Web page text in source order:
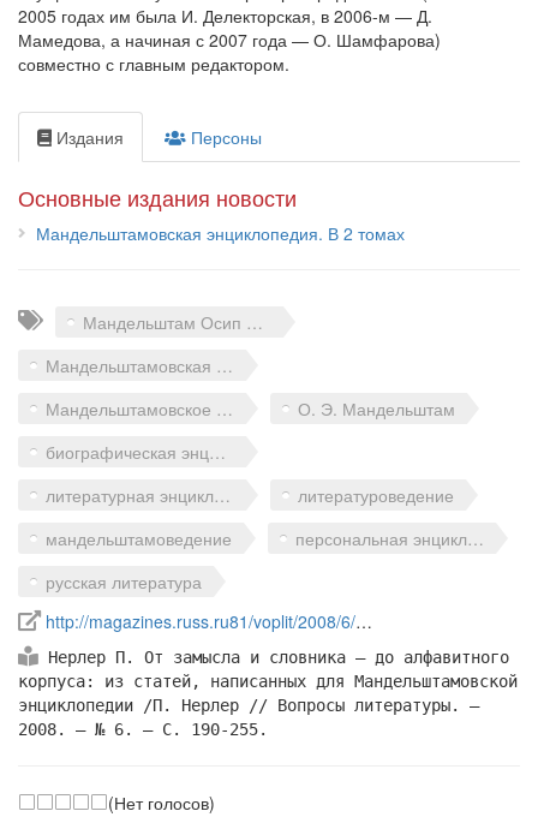
2005 годах им была И. Делекторская, в 2006-м — Д.
Мамедова, а начиная с 2007 года — О. Шамфарова)
совместно с главным редактором.
Издания Персоны
Основные издания новости
Мандельштамовская энциклопедия. В 2 томах
Теги Мандельштам Осип Эмильевич
Мандельштамовская энциклопедия
Мандельштамовское общество
О. Э. Мандельштам
биографическая энциклопедия
литературная энциклопедия
литературоведение
мандельштамоведение
персональная энциклопедия
русская литература
Ссылка на источник в интернете
http://magazines.russ.ru81/voplit/2008/6/ne10.html
Библиографическое
описание
ссылки
Нерлер П. От замысла и словника — до алфавитного
корпуса: из статей, написанных для Мандельштамовской
энциклопедии /П. Нерлер // Вопросы литературы. —
2008. — № 6. — С. 190-255.
(Нет голосов)